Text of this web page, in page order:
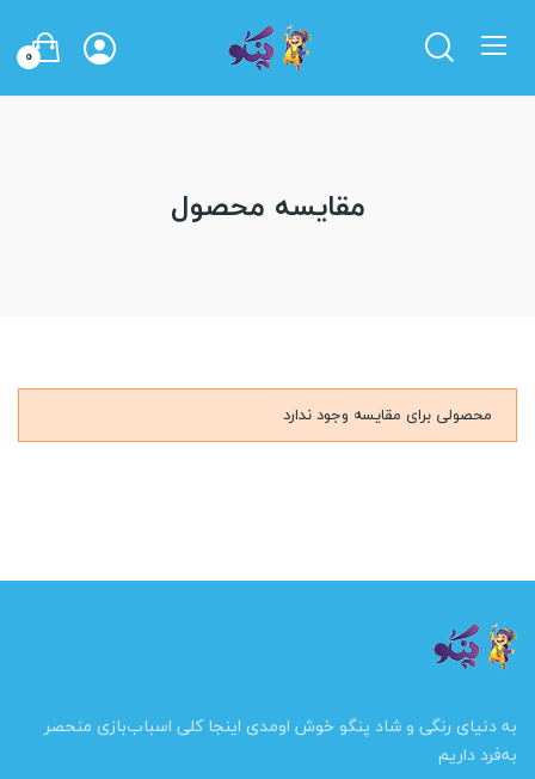
0
مقایسه محصول
محصولی برای مقایسه وجود ندارد
به دنیای رنگی و شاد پنگو خوش اومدی اینجا کلی اسباب‌بازی منحصر
به‌فرد داریم